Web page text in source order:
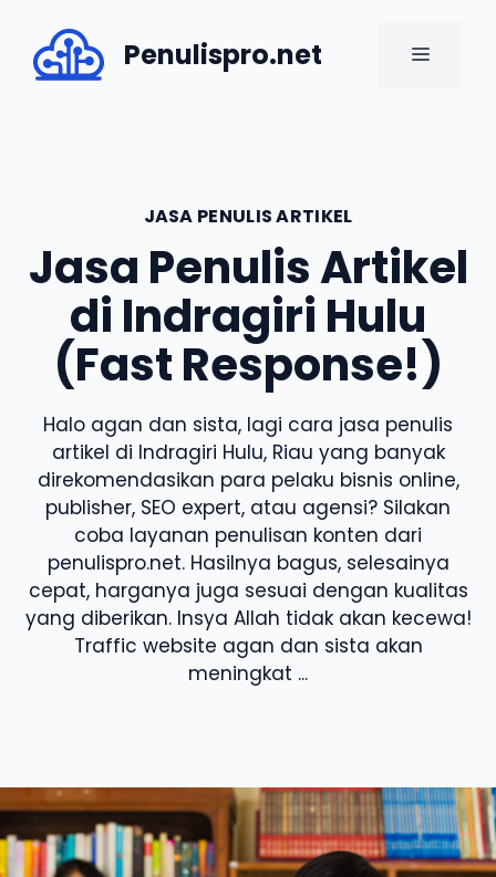
content
Penulispro.net MENU
JASA PENULIS ARTIKEL
Jasa Penulis Artikel
di Indragiri Hulu
(Fast Response!)
Halo agan dan sista, lagi cara jasa penulis
artikel di Indragiri Hulu, Riau yang banyak
direkomendasikan para pelaku bisnis online,
publisher, SEO expert, atau agensi? Silakan
coba layanan penulisan konten dari
penulispro.net. Hasilnya bagus, selesainya
cepat, harganya juga sesuai dengan kualitas
yang diberikan. Insya Allah tidak akan kecewa!
Traffic website agan dan sista akan
meningkat ...